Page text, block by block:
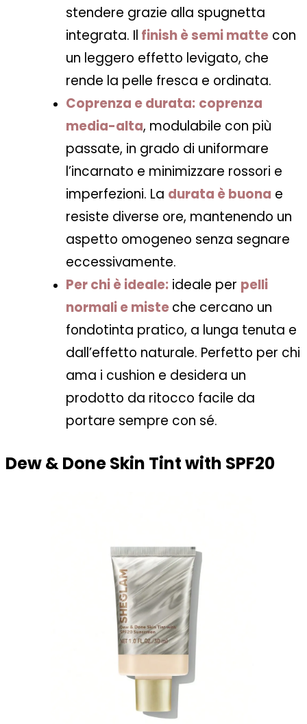
stendere grazie alla spugnetta
integrata. Il finish è semi matte con
un leggero effetto levigato, che
rende la pelle fresca e ordinata.
Coprenza e durata: coprenza
media-alta, modulabile con più
passate, in grado di uniformare
l’incarnato e minimizzare rossori e
imperfezioni. La durata è buona e
resiste diverse ore, mantenendo un
aspetto omogeneo senza segnare
eccessivamente.
Per chi è ideale: ideale per pelli
normali e misteche cercano un
fondotinta pratico, a lunga tenuta e
dall’effetto naturale. Perfetto per chi
ama i cushion e desidera un
prodotto da ritocco facile da
portare sempre con sé.
Dew & Done Skin Tint with SPF20